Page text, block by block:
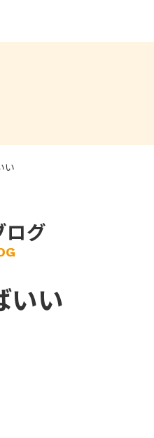
い
ログ
いい